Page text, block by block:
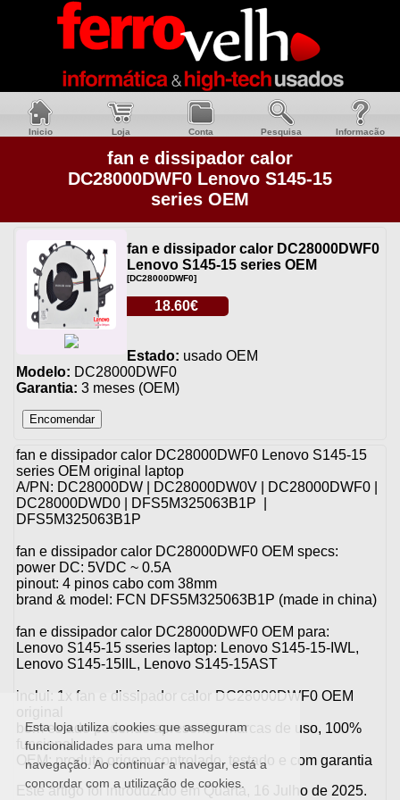
Esta loja utiliza cookies que asseguram
funcionalidades para uma melhor
navegação. Ao continuar a navegar, está a
concordar com a utilização de cookies.
Inicio Loja Conta Pesquisa Informacão
fan e dissipador calor
DC28000DWF0 Lenovo S145-15
series OEM
fan e dissipador calor DC28000DWF0
Lenovo S145-15 series OEM
[DC28000DWF0]
18.60€
Estado: usado OEM
Modelo: DC28000DWF0
Garantia: 3 meses (OEM)
fan e dissipador calor DC28000DWF0 Lenovo S145-15
series OEM original laptop
A/PN: DC28000DW | DC28000DW0V | DC28000DWF0 |
DC28000DWD0 | DFS5M325063B1P |
DFS5M325063B1P
fan e dissipador calor DC28000DWF0 OEM specs:
power DC: 5VDC ~ 0.5A
pinout: 4 pinos cabo com 38mm
brand & model: FCN DFS5M325063B1P (made in china)
fan e dissipador calor DC28000DWF0 OEM para:
Lenovo S145-15 sseries laptop: Lenovo S145-15-IWL,
Lenovo S145-15IIL, Lenovo S145-15AST
inclui: 1x fan e dissipador calor DC28000DWF0 OEM
original
bom estado podendo apresentar marcas de uso, 100%
funcional
OEM: produto origem controlado, testado e com garantia
Este artigo foi introduzido em Quarta, 16 Julho de 2025.